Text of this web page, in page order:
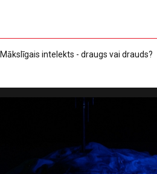
Mākslīgais intelekts - draugs vai drauds?